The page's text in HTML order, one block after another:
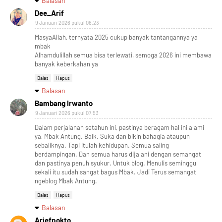
Dee_Arif
9 Januari 2026 pukul 06.23
MasyaAllah, ternyata 2025 cukup banyak tantangannya ya
mbak
Alhamdulillah semua bisa terlewati, semoga 2026 ini membawa
banyak keberkahan ya
Balas Hapus
Balasan
Bambang Irwanto
9 Januari 2026 pukul 07.53
Dalam perjalanan setahun ini, pastinya beragam hal ini alami
ya, Mbak Antung. Baik. Suka dan bikin bahagia ataupun
sebaliknya. Tapi itulah kehidupan. Semua saling
berdampingan. Dan semua harus dijalani dengan semangat
dan pastinya penuh syukur. Untuk blog. Menulis seminggu
sekali itu sudah sangat bagus Mbak. Jadi Terus semangat
ngeblog Mbak Antung.
Balas Hapus
Balasan
Ariefpokto
Designed with